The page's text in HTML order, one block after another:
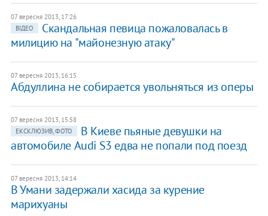
07 вересня 2013, 17:26
ВІДЕО
​Скандальная певица пожаловалась в
милицию на "майонезную атаку"
07 вересня 2013, 16:15
​Абдуллина не собирается увольняться из оперы
07 вересня 2013, 15:58
ЕКСКЛЮЗИВ, ФОТО
В Киеве пьяные девушки на
автомобиле Audi S3 едва не попали под поезд
07 вересня 2013, 14:14
​В Умани задержали хасида за курение
марихуаны